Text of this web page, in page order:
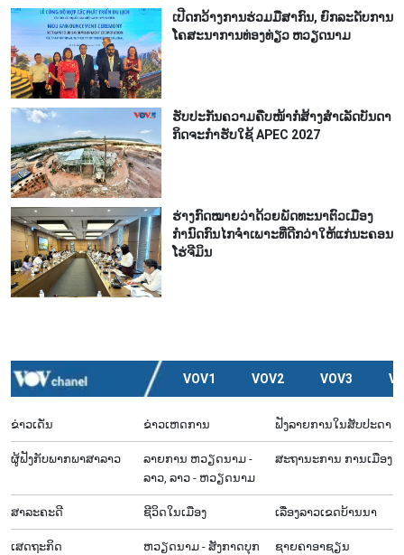
ເປີດກວ້າງການຮ່ວມມືສາກົນ, ຍົກລະດັບການ
ໂຄສະນາການທ່ອງທ່ຽວ ຫວຽດນາມ
ຮັບປະກັນຄວາມຄືບໜ້າກໍ່ສ້າງສຳເລັດບັນດາ
ກິດຈະກຳຮັບໃຊ້ APEC 2027
ຮ່າງກົດໝາຍວ່າດ້ວຍພັດທະນາຕົວເມືອງ
ກຳນົດກົນໄກຈຳເພາະທີ່ດີກວ່າໃຫ້ແກ່ນະຄອນ
ໂຮ່ຈີມິນ
VOV1 VOV2 VOV3
ຂ່າວເດັ່ນ ຂ່າວເຫດການ ຟັງລາຍການໃນສັບປະດາ
ຜູ້​ຟັງ​ກັບ​ພາກ​ພາ​ສາ​ລາວ
ລາຍ​ການ ຫວຽດນາມ -
ລາວ, ລາວ - ຫວຽດນາມ
ສະຖານະການ ການເມືອງ
ສາລະຄະດີ ຊີ​ວິດ​ໃນ​ເມືອງ ເລື່ອງ​ລາວ​ເ​ຂດ​ບ້ານ​ນາ
ເສດຖະກິດ ຫວຽດ​ນາມ - ສັງ​ກາດ​ບຸກ​ ຊາຍຄາອາຊຽນ